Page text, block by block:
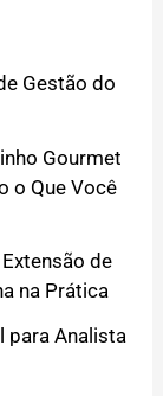
Gestão do
Gourmet
o Que Você
de
na Prática
para Analista